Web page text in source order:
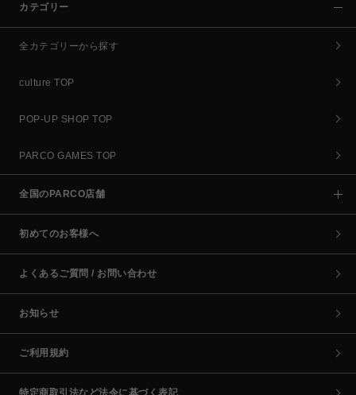
カテゴリー
全カテゴリーから探す
culture TOP
POP-UP SHOP TOP
PARCO GAMES TOP
全国のPARCO店舗
初めてのお客様へ
よくあるご質問 / お問い合わせ
お知らせ
ご利用規約